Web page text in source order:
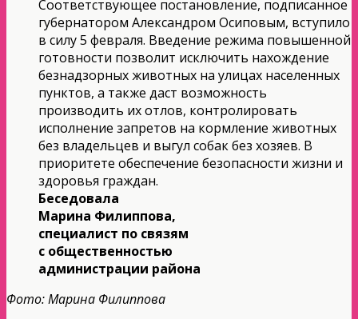
Соответствующее постановление, подписанное
губернатором Александром Осиповым, вступило
в силу 5 февраля. Введение режима повышенной
готовности позволит исключить нахождение
безнадзорных животных на улицах населенных
пунктов, а также даст возможность
производить их отлов, контролировать
исполнение запретов на кормление животных
без владельцев и выгул собак без хозяев. В
приоритете обеспечение безопасности жизни и
здоровья граждан.
Беседовала
Марина Филиппова,
специалист по связям
с общественностью
администрации района
Фото: Марина Филиппова